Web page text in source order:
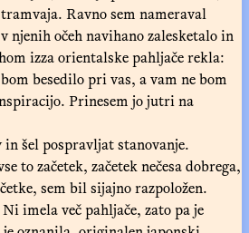
Ravno sem nameraval
njenih očeh navihano zalesketalo in
izza orientalske pahljače rekla:
besedilo pri vas, a vam ne bom
Prinesem jo jutri na
šel pospravljat stanovanje.
to začetek, začetek nečesa dobrega,
sem bil sijajno razpoložen.
imela več pahljače, zato pa je